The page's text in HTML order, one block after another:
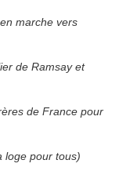
marche vers
de Ramsay et
de France pour
loge pour tous)